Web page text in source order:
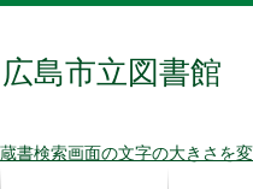
広島市立図書館
蔵書検索画面の文字の大きさを